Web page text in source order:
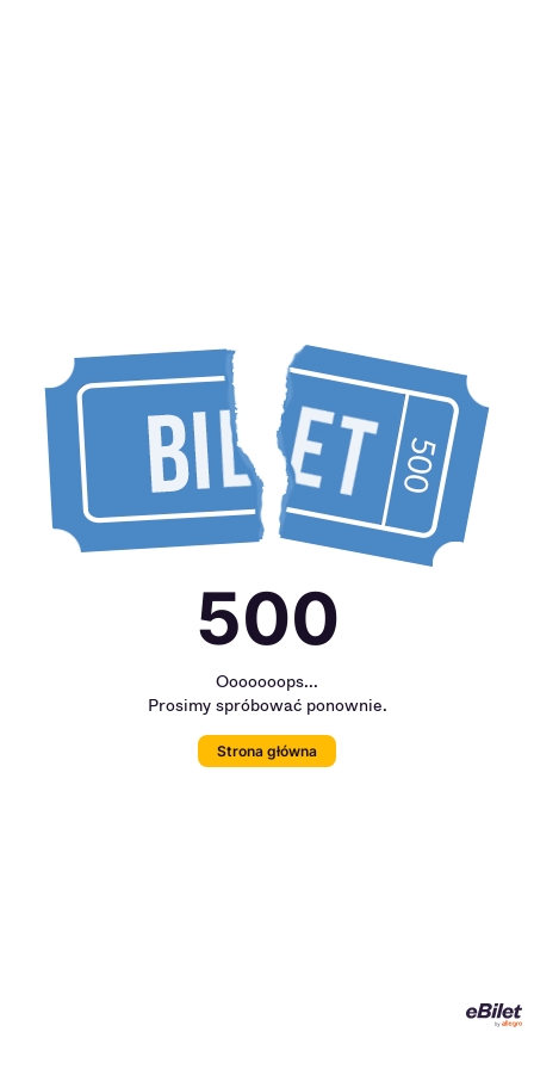
500
Ooooooops...
Prosimy spróbować ponownie.
Strona główna